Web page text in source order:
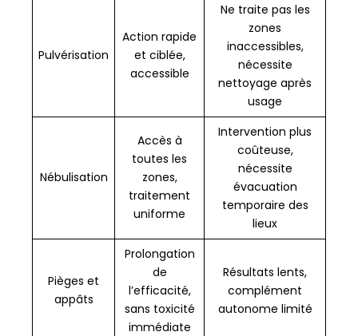
Pulvérisation
Action rapide
et ciblée,
accessible
Ne traite pas les
zones
inaccessibles,
nécessite
nettoyage après
usage
Nébulisation
Accès à
toutes les
zones,
traitement
uniforme
Intervention plus
coûteuse,
nécessite
évacuation
temporaire des
lieux
Pièges et
appâts
Prolongation
de
l’efficacité,
sans toxicité
immédiate
Résultats lents,
complément
autonome limité